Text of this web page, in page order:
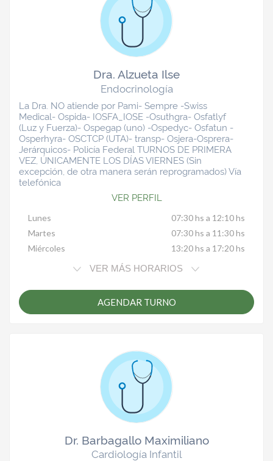
Dra. Alzueta Ilse
Endocrinología
La Dra. NO atiende por Pami- Sempre -Swiss
Medical- Ospida- IOSFA_IOSE -Osuthgra- Osfatlyf
(Luz y Fuerza)- Ospegap (uno) -Ospedyc- Osfatun -
Osperhyra- OSCTCP (UTA)- transp- Osjera-Osprera-
Jerárquicos- Policía Federal TURNOS DE PRIMERA
VEZ, ÚNICAMENTE LOS DÍAS VIERNES (Sin
excepción, de otra manera serán reprogramados) Vía
telefónica
VER PERFIL
Lunes
07:30 hs a 12:10 hs
Martes
07:30 hs a 11:30 hs
Miércoles
13:20 hs a 17:20 hs
VER MÁS HORARIOS
AGENDAR TURNO
Dr. Barbagallo Maximiliano
Cardiología Infantil